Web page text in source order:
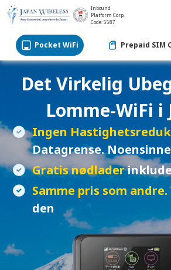
Inbound
Platform Corp.
Code: 5587
Pocket WiFi Prepaid SIM
Det Virkelig
Lomme-WiFi i
Ingen
Datagrense.
Gratis nødlader
Samme pris som andre.
den